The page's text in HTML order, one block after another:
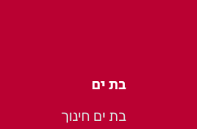
בת ים
בת ים חינוך